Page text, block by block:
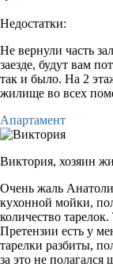
Недостатки:
Не вернули часть
заезде, будут вам
так и было. На 2
жилище во всех
Апартамент
Виктория, хозяин
Очень жаль
кухонной мойки,
количество
Претензии есть у
тарелки разбиты,
за это не